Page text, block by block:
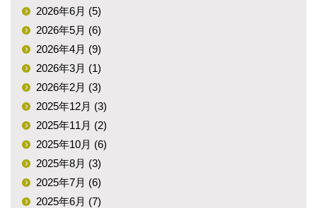
2026年6月 (5)
2026年5月 (6)
2026年4月 (9)
2026年3月 (1)
2026年2月 (3)
2025年12月 (3)
2025年11月 (2)
2025年10月 (6)
2025年8月 (3)
2025年7月 (6)
2025年6月 (7)